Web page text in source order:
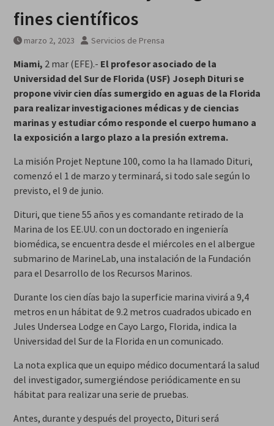
fines científicos
marzo 2, 2023 Servicios de Prensa
Miami, 2 mar (EFE).- El profesor asociado de la
Universidad del Sur de Florida (USF) Joseph Dituri se
propone vivir cien días sumergido en aguas de la Florida
para realizar investigaciones médicas y de ciencias
marinas y estudiar cómo responde el cuerpo humano a
la exposición a largo plazo a la presión extrema.
La misión Projet Neptune 100, como la ha llamado Dituri,
comenzó el 1 de marzo y terminará, si todo sale según lo
previsto, el 9 de junio.
Dituri, que tiene 55 años y es comandante retirado de la
Marina de los EE.UU. con un doctorado en ingeniería
biomédica, se encuentra desde el miércoles en el albergue
submarino de MarineLab, una instalación de la Fundación
para el Desarrollo de los Recursos Marinos.
Durante los cien días bajo la superficie marina vivirá a 9,4
metros en un hábitat de 9.2 metros cuadrados ubicado en
Jules Undersea Lodge en Cayo Largo, Florida, indica la
Universidad del Sur de la Florida en un comunicado.
La nota explica que un equipo médico documentará la salud
del investigador, sumergiéndose periódicamente en su
hábitat para realizar una serie de pruebas.
Antes, durante y después del proyecto, Dituri será